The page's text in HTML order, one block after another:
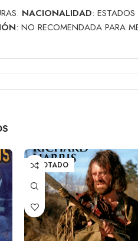
NACIONALIDAD:
: NO RECOMENDADA PARA
AGOTADO